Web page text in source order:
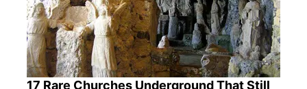
17 Rare Churches Underground That Still